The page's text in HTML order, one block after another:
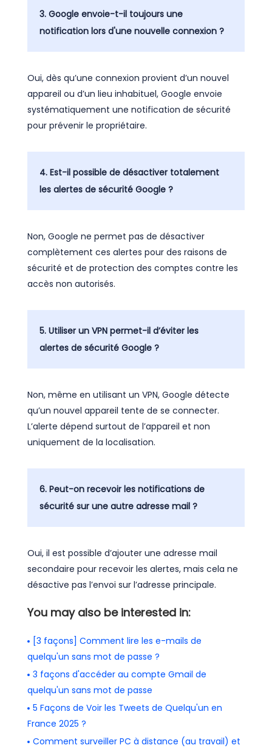
3. Google envoie-t-il toujours une
notification lors d'une nouvelle connexion ?
Oui, dès qu’une connexion provient d’un nouvel
appareil ou d’un lieu inhabituel, Google envoie
systématiquement une notification de sécurité
pour prévenir le propriétaire.
4. Est-il possible de désactiver totalement
les alertes de sécurité Google ?
Non, Google ne permet pas de désactiver
complètement ces alertes pour des raisons de
sécurité et de protection des comptes contre les
accès non autorisés.
5. Utiliser un VPN permet-il d’éviter les
alertes de sécurité Google ?
Non, même en utilisant un VPN, Google détecte
qu’un nouvel appareil tente de se connecter.
L’alerte dépend surtout de l’appareil et non
uniquement de la localisation.
6. Peut-on recevoir les notifications de
sécurité sur une autre adresse mail ?
Oui, il est possible d’ajouter une adresse mail
secondaire pour recevoir les alertes, mais cela ne
désactive pas l’envoi sur l’adresse principale.
You may also be interested in:
[3 façons] Comment lire les e-mails de
quelqu'un sans mot de passe ?
3 façons d'accéder au compte Gmail de
quelqu'un sans mot de passe
5 Façons de Voir les Tweets de Quelqu'un en
France 2025 ?
Comment surveiller PC à distance (au travail) et